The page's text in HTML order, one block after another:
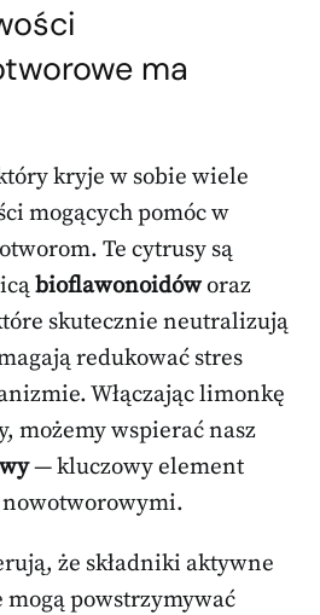
ma
kryje w sobie wiele
mogących pomóc w
Te cytrusy są
bioflawonoidóworaz
skutecznie neutralizują
redukować stres
Włączając limonkę
możemy wspierać nasz
— kluczowy element
że składniki aktywne
powstrzymywać